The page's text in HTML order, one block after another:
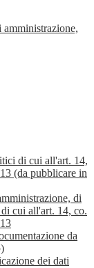
di cui all'art. 14,
(da pubblicare in
di
cui all'art. 14, co.
da
dei dati